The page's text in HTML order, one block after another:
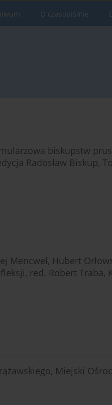
O czasopiśmie
biskupstw
Radosław Biskup,
Mencwel, Hubert
red. Robert Traba,
Miejski